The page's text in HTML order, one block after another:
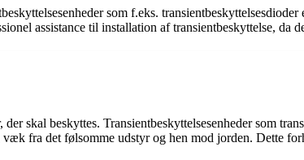
som f.eks.
assistance til installation af transientbeskyttelse,
skal beskyttes. Transientbeskyttelsesenheder som
fra det følsomme udstyr og hen mod jorden. Dette